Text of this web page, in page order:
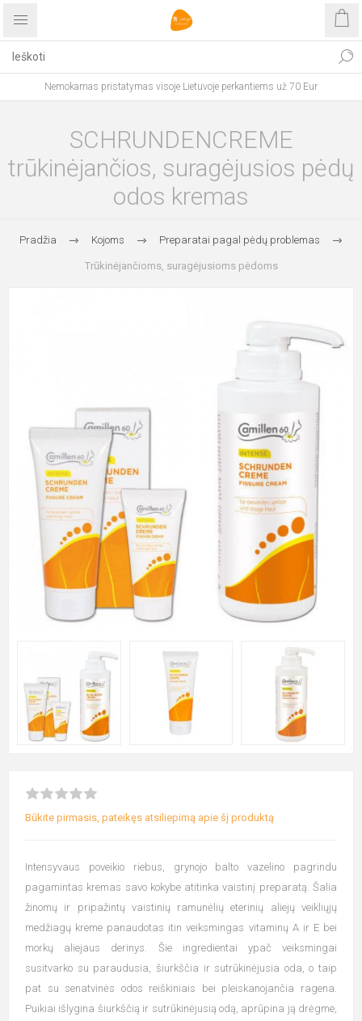
Nemokamas pristatymas visoje Lietuvoje perkantiems už 70 Eur
SCHRUNDENCREME
trūkinėjančios, suragėjusios pėdų
odos kremas
Pradžia Kojoms Preparatai pagal pėdų problemas
Trūkinėjančioms, suragėjusioms pėdoms
Būkite pirmasis, pateikęs atsiliepimą apie šį produktą
Intensyvaus poveikio riebus, grynojo balto vazelino pagrindu
pagamintas kremas savo kokybe atitinka vaistinį preparatą. Šalia
žinomų ir pripažintų vaistinių ramunėlių eterinių aliejų veikliųjų
medžiagų kreme panaudotas itin veiksmingas vitaminų A ir E bei
morkų aliejaus derinys. Šie ingredientai ypač veiksmingai
susitvarko su paraudusia, šiurkščia ir sutrūkinėjusia oda, o taip
pat su senatvinės odos reiškiniais bei pleiskanojančia ragena.
Puikiai išlygina šiurkščią ir sutrūkinėjusią odą, aprūpina ją drėgme,